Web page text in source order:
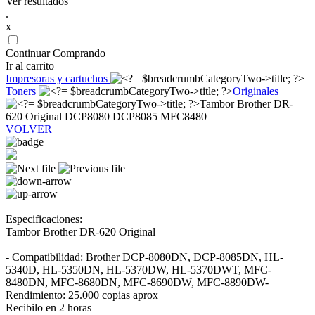
.
x
Continuar Comprando
Ir al carrito
Impresoras y cartuchos
Toners
Originales
Tambor Brother DR-
620 Original DCP8080 DCP8085 MFC8480
VOLVER
Especificaciones:
Tambor Brother DR-620 Original
- Compatibilidad: Brother DCP-8080DN, DCP-8085DN, HL-
5340D, HL-5350DN, HL-5370DW, HL-5370DWT, MFC-
8480DN, MFC-8680DN, MFC-8690DW, MFC-8890DW-
Rendimiento: 25.000 copias aprox
Recibilo en 2 horas